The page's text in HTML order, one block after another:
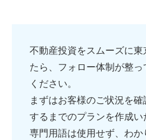
不動産投資をスムーズに
たら、フォロー体制が整
ください。
まずはお客様のご状況を
するまでのプランを作成い
専門用語は使用せず、わ